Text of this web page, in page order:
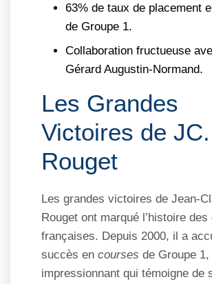
63% de taux de placement
de Groupe 1.
Collaboration fructueuse
Gérard Augustin-Normand.
Les Grandes
Victoires de JC.
Rouget
Les grandes victoires de Jean-
Rouget ont marqué l’histoire des
françaises. Depuis 2000, il a
succès en courses de Groupe
impressionnant qui témoigne de